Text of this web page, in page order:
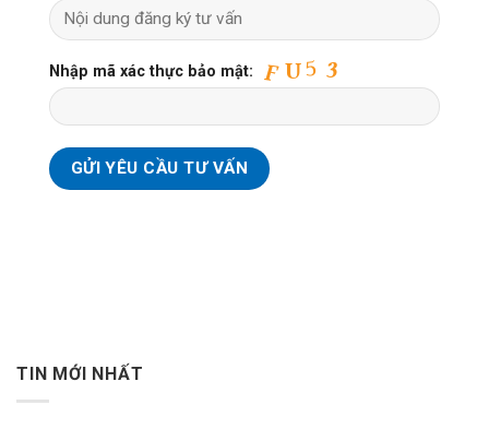
Nhập mã xác thực bảo mật:
TIN MỚI NHẤT